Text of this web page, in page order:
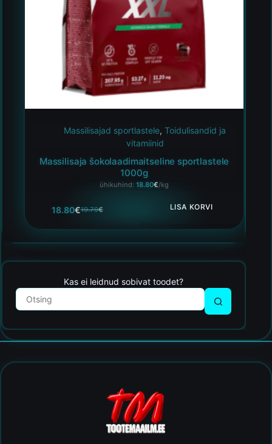
Massilisajad sportlastele,Toidulisandid ja
vitamiinid
Massilisaja šokolaadimaitseline sportlastele
1000g
ühikuhind:18.80€/kg
19.79€
18.80€ LISA KORVI
Kas ei leidnud sobivat toodet?